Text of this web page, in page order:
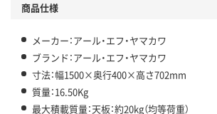
商品仕様
メーカー：アール・エフ・ヤマカワ
ブランド：アール・エフ・ヤマカワ
寸法：幅1500×奥行400×高さ702mm
質量：16.50Kg
最大積載質量：天板：約20kg（均等荷重）